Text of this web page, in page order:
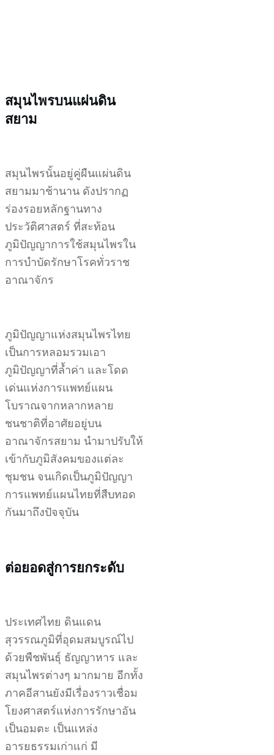
สมุนไพรบนแผ่นดิน
สยาม
สมุนไพรนั้นอยู่คู่ผืนแผ่นดิน
สยามมาช้านาน ดังปรากฏ
ร่องรอยหลักฐานทาง
ประวัติศาสตร์ ที่สะท้อน
ภูมิปัญญาการใช้สมุนไพรใน
การบำบัดรักษาโรคทั่วราช
อาณาจักร
ภูมิปัญญาแห่งสมุนไพรไทย
เป็นการหลอมรวมเอา
ภูมิปัญญาที่ล้ำค่า และโดด
เด่นแห่งการแพทย์แผน
โบราณจากหลากหลาย
ชนชาติที่อาศัยอยู่บน
อาณาจักรสยาม นำมาปรับให้
เข้ากับภูมิสังคมของแต่ละ
ชุมชน จนเกิดเป็นภูมิปัญญา
การแพทย์แผนไทยที่สืบทอด
กันมาถึงปัจจุบัน
ต่อยอดสู่การยกระดับ
ประเทศไทย ดินแดน
สุวรรณภูมิที่อุดมสมบูรณ์ไป
ด้วยพืชพันธุ์ ธัญญาหาร และ
สมุนไพรต่างๆ มากมาย อีกทั้ง
ภาคอีสานยังมีเรื่องราวเชื่อม
โยงศาสตร์แห่งการรักษาอัน
เป็นอมตะ เป็นแหล่ง
อารยธรรมเก่าแก่ มี